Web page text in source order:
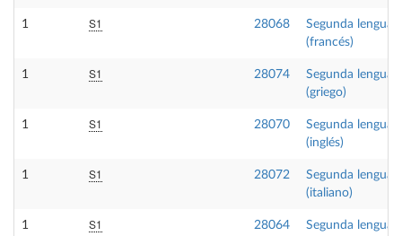
1 S1 28068
Segunda lengua I
(francés)
1 S1 28074
Segunda lengua I
(griego)
1 S1 28070
Segunda lengua I
(inglés)
1 S1 28072
Segunda lengua I
(italiano)
1 S1 28064
Segunda lengua I